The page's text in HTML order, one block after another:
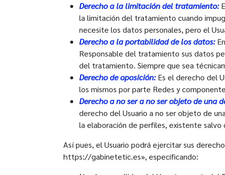
Derecho a la limitación del tratamiento:
la limitación del tratamiento cuando
necesite los datos personales, pero el
Derecho a la portabilidad de los datos:
Responsable del tratamiento sus datos
del tratamiento. Siempre que sea
Derecho de oposición:Es el derecho del
los mismos por parte Redes y
Derecho a no ser a no ser objeto de
derecho del Usuario a no ser objeto de
la elaboración de perfiles, existente
Así pues, el Usuario podrá ejercitar sus
https://gabinetetic.es», especificando: